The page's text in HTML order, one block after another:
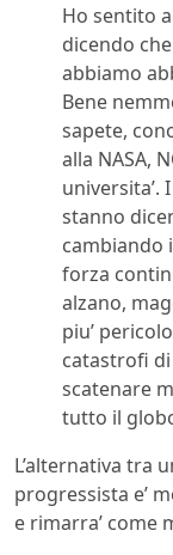
Ho sentito
dicendo
abbiamo
Bene
sapete,
alla NASA,
universita’.
stanno
cambiando
forza
alzano,
piu’
catastrofi
scatenare
tutto il
L’alternativa tra
progressista e’
e rimarra’ come